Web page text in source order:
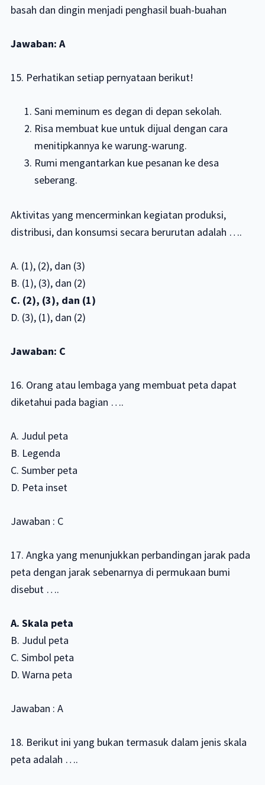
basah dan dingin menjadi penghasil buah-buahan
Jawaban: A
15. Perhatikan setiap pernyataan berikut!
Sani meminum es degan di depan sekolah.
Risa membuat kue untuk dijual dengan cara
menitipkannya ke warung-warung.
Rumi mengantarkan kue pesanan ke desa
seberang.
Aktivitas yang mencerminkan kegiatan produksi,
distribusi, dan konsumsi secara berurutan adalah ….
A. (1), (2), dan (3)
B. (1), (3), dan (2)
C. (2), (3), dan (1)
D. (3), (1), dan (2)
Jawaban: C
16. Orang atau lembaga yang membuat peta dapat
diketahui pada bagian ….
A. Judul peta
B. Legenda
C. Sumber peta
D. Peta inset
Jawaban : C
17. Angka yang menunjukkan perbandingan jarak pada
peta dengan jarak sebenarnya di permukaan bumi
disebut ….
A. Skala peta
B. Judul peta
C. Simbol peta
D. Warna peta
Jawaban : A
18. Berikut ini yang bukan termasuk dalam jenis skala
peta adalah ….